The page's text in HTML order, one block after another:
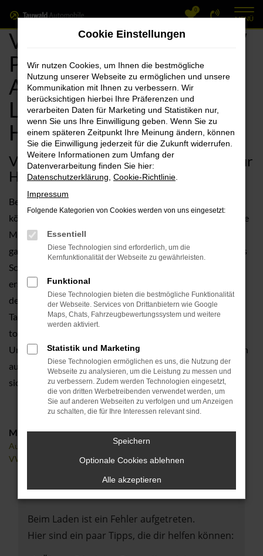
Zum
Hauptinhalt
springen
0
MENÜ
VW Herzogenaurach, VW
Polo Jahreswagen
Angebote mit
Lieferservice nach
Herzogenaurach
VW Polo Jahreswagen – unsere Idee für
Herzogenaurach
Beim nächsten Mal einen VW Polo Jahreswagen? Dann
können wir Sie nur zu Ihrer Wahl beglückwünschen. Für Ihre
Mobilität in Herzogenaurach eignet sich dieses Fahrzeug
ganz ausgezeichnet und ist als Jahreswagen auch ein echtes
Schnäppchen. Der Vorteil liegt in der Kombination aus
erstklassigem Zustand, nah an dem eines Neuwagens und
dem Preis eines Gebrauchten. Sie greifen nicht tief in die
Tasche und fahren mit einem rundum langlebigen und
topausgestatteten Modell durch Herzogenaurach und
Umgebung. In aller Regel stammt ein VW Polo Jahreswagen
auch noch aus der aktuellen Modellgeneration, weshalb Sie
sich auf jede Menge Extras und Assistenten freuen dürfen.
Marken
Audi
VW
Fehler: Network Error
Beim Laden ist ein Fehler aufgetreten.
Hier sind ein paar Tipps, die dir helfen können:
Cookie Einstellungen
Wir nutzen Cookies, um Ihnen die bestmögliche
Nutzung unserer Webseite zu ermöglichen und unsere
Kommunikation mit Ihnen zu verbessern. Wir
berücksichtigen hierbei Ihre Präferenzen und
verarbeiten Daten für Marketing und Statistiken nur,
wenn Sie uns Ihre Einwilligung geben. Wenn Sie zu
einem späteren Zeitpunkt Ihre Meinung ändern, können
Sie die Einwilligung jederzeit für die Zukunft widerrufen.
Weitere Informationen zum Umfang der
Datenverarbeitung finden Sie hier:
Datenschutzerklärung Cookie-Richtlinie
Impressum
Folgende Kategorien von Cookies werden von uns eingesetzt:
Essentiell
Diese Technologien sind erforderlich, um die
Kernfunktionalität der Webseite zu gewährleisten.
Funktional
Diese Technologien bieten die bestmögliche Funktionalität
der Webseite. Services von Drittanbietern wie Google
Maps, Chats, Fahrzeugbewertungssystem und weitere
werden aktiviert.
Statistik und Marketing
Diese Technologien ermöglichen es uns, die Nutzung der
Webseite zu analysieren, um die Leistung zu messen und
zu verbessern. Zudem werden Technologien eingesetzt,
die von dritten Werbetreibenden verwendet werden, um
Sie auf anderen Webseiten zu verfolgen und um Anzeigen
zu schalten, die für Ihre Interessen relevant sind.
Speichern
Optionale Cookies ablehnen
Alle akzeptieren